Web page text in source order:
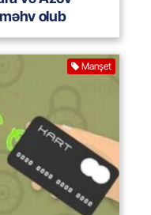
olub
Manşet